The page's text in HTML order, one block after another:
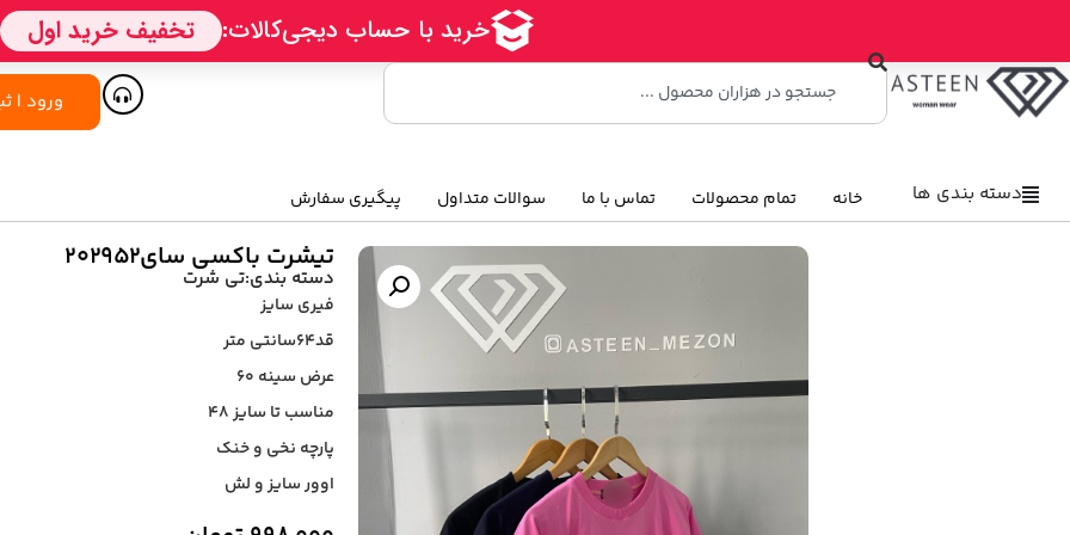
ورود |
دسته بندی ها خانه تمام محصولات تماس با ما سوالات متداول پیگیری سفارش
تیشرت باکسی سای۲۰۲۹۵۲
دسته بندی:تی شرت
فیری سایز
قد۶۴سانتی متر
عرض سینه ۶۰
مناسب تا سایز ۴۸
پارچه نخی و خنک
اوور سایز و لش